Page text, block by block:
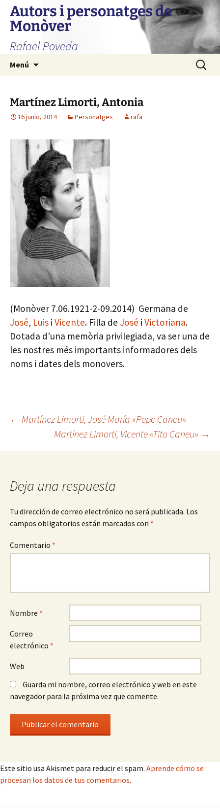
Autors i personatges de
Monòver
Rafael Poveda
Menú Buscar:
Martínez Limorti, Antonia
16 junio, 2014 Personatges rafa
(Monòver 7.06.1921-2-09.2014) Germana de
José, Luis i Vicente. Filla de José i Victoriana.
Dotada d’una memòria privilegiada, va ser una de
les nostres més importants informadores dels
noms i dates dels monovers.
Navegación
de
entradas
← Martínez Limorti, José María «Pepe Caneu»
Martínez Limorti, Vicente «Tito Caneu» →
Deja una respuesta
Tu dirección de correo electrónico no será publicada. Los
campos obligatorios están marcados con *
Comentario *
Nombre *
Correo
electrónico *
Web
Guarda mi nombre, correo electrónico y web en este
navegador para la próxima vez que comente.
Este sitio usa Akismet para reducir el spam. Aprende cómo se
procesan los datos de tus comentarios.